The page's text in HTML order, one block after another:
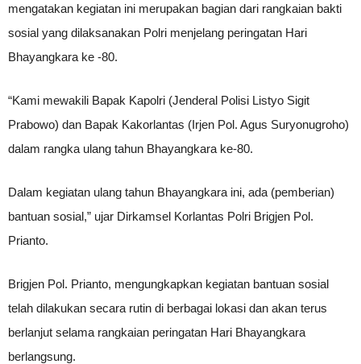
mengatakan kegiatan ini merupakan bagian dari rangkaian bakti
sosial yang dilaksanakan Polri menjelang peringatan Hari
Bhayangkara ke -80.
“Kami mewakili Bapak Kapolri (Jenderal Polisi Listyo Sigit
Prabowo) dan Bapak Kakorlantas (Irjen Pol. Agus Suryonugroho)
dalam rangka ulang tahun Bhayangkara ke-80.
Dalam kegiatan ulang tahun Bhayangkara ini, ada (pemberian)
bantuan sosial,” ujar Dirkamsel Korlantas Polri Brigjen Pol.
Prianto.
Brigjen Pol. Prianto, mengungkapkan kegiatan bantuan sosial
telah dilakukan secara rutin di berbagai lokasi dan akan terus
berlanjut selama rangkaian peringatan Hari Bhayangkara
berlangsung.